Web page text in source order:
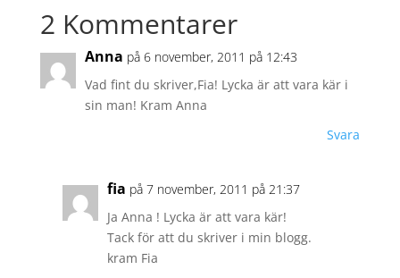
2 Kommentarer
Anna på 6 november, 2011 på 12:43
Vad fint du skriver,Fia! Lycka är att vara kär i
sin man! Kram Anna
Svara
fia på 7 november, 2011 på 21:37
Ja Anna ! Lycka är att vara kär!
Tack för att du skriver i min blogg.
kram Fia